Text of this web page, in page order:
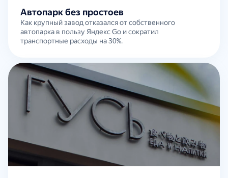
Автопарк без простоев
Как крупный завод отказался от собственного
автопарка в пользу Яндекс Go и сократил
транспортные расходы на 30%.